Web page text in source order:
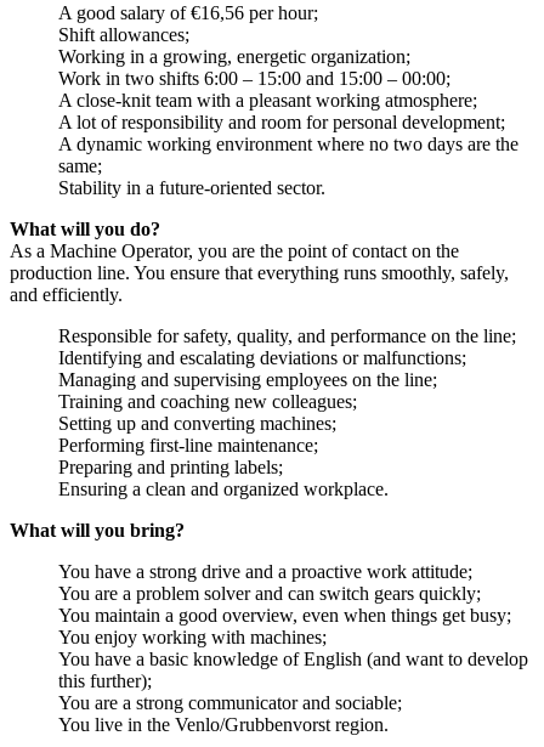
A good salary of €16,56 per hour;
Shift allowances;
Working in a growing, energetic organization;
Work in two shifts 6:00 – 15:00 and 15:00 – 00:00;
A close-knit team with a pleasant working atmosphere;
A lot of responsibility and room for personal development;
A dynamic working environment where no two days are the
same;
Stability in a future-oriented sector.
What will you do?
As a Machine Operator, you are the point of contact on the
production line. You ensure that everything runs smoothly, safely,
and efficiently.
Responsible for safety, quality, and performance on the line;
Identifying and escalating deviations or malfunctions;
Managing and supervising employees on the line;
Training and coaching new colleagues;
Setting up and converting machines;
Performing first-line maintenance;
Preparing and printing labels;
Ensuring a clean and organized workplace.
What will you bring?
You have a strong drive and a proactive work attitude;
You are a problem solver and can switch gears quickly;
You maintain a good overview, even when things get busy;
You enjoy working with machines;
You have a basic knowledge of English (and want to develop
this further);
You are a strong communicator and sociable;
You live in the Venlo/Grubbenvorst region.